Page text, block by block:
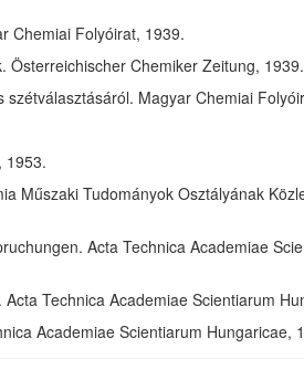
Chemiai Folyóirat, 1939.
Österreichischer Chemiker Zeitung, 1939.
Magyar Chemiai
1953.
Műszaki Tudományok Osztályának
Acta Technica Academiae
Technica Academiae Scientiarum
Academiae Scientiarum Hungaricae,